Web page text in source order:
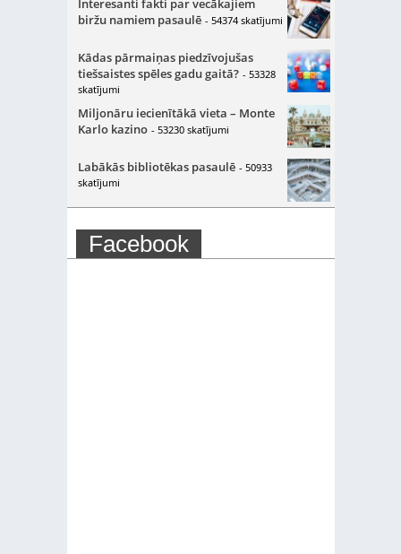
Interesanti fakti par vecākajiem
biržu namiem pasaulē - 54374 skatījumi
Kādas pārmaiņas piedzīvojušas
tiešsaistes spēles gadu gaitā? - 53328
skatījumi
Miljonāru iecienītākā vieta – Monte
Karlo kazino - 53230 skatījumi
Labākās bibliotēkas pasaulē - 50933
skatījumi
Facebook